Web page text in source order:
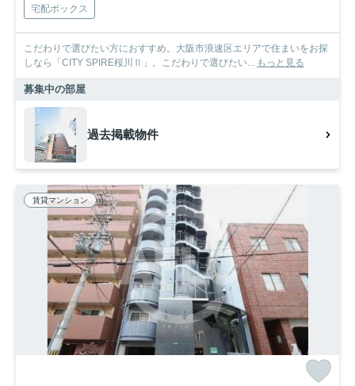
宅配ボックス
こだわりで選びたい方におすすめ。大阪市浪速区エリアで住まいをお探
しなら「CITY SPIRE桜川Ⅱ」。こだわりで選びたい... もっと見る
募集中の部屋
過去掲載物件
賃貸マンション